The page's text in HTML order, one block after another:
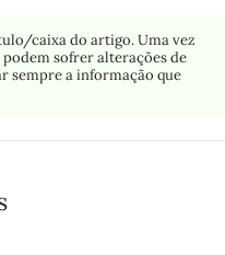
caixa do artigo. Uma vez
sofrer alterações de
sempre a informação que